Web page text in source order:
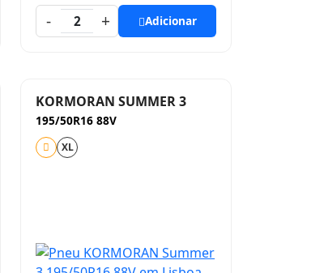
-
2 + Adicionar
KORMORAN SUMMER 3
195/50R16 88V
XL